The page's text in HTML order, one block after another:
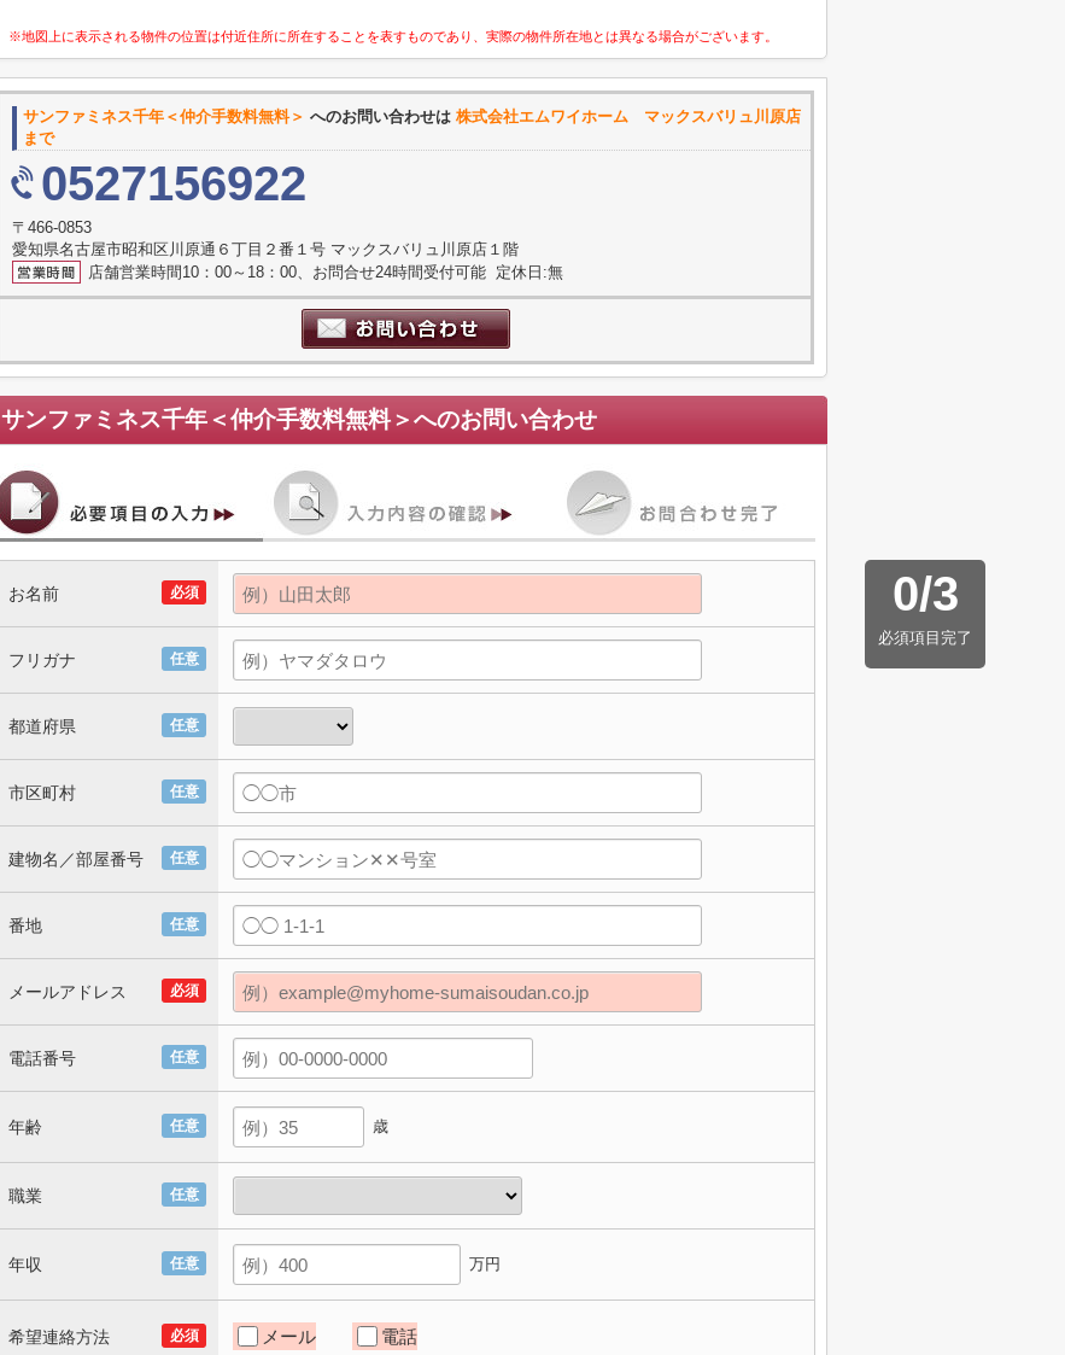
※地図上に表示される物件の位置は付近住所に所在することを表すものであり、実際の物件所在地とは異なる場合がございます。
サンファミネス千年＜仲介手数料無料＞ へのお問い合わせは 株式会社エムワイホーム マックスバリュ川原店
まで
0527156922
〒466-0853
愛知県名古屋市昭和区川原通６丁目２番１号 マックスバリュ川原店１階
店舗営業時間10：00～18：00、お問合せ24時間受付可能 定休日:無
サンファミネス千年＜仲介手数料無料＞へのお問い合わせ
0/3
必須項目完了
必須
お名前
任意
フリガナ
任意
都道府県
任意
市区町村
任意
建物名／部屋番号
任意
番地
必須
メールアドレス
任意
電話番号
任意
年齢 歳
任意
職業
任意
年収 万円
必須
希望連絡方法 メール 電話